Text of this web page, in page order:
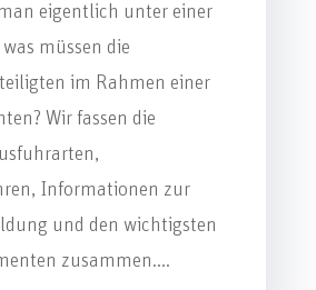
eigentlich unter einer
müssen die
im Rahmen einer
Wir fassen die
Informationen zur
und den wichtigsten
zusammen....